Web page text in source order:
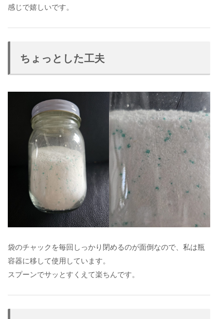
感じで嬉しいです。
ちょっとした工夫
袋のチャックを毎回しっかり閉めるのが面倒なので、私は瓶
容器に移して使用しています。
スプーンでサッとすくえて楽ちんです。